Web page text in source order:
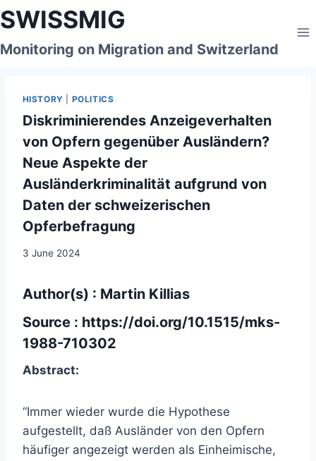
Skip
to
content
SWISSMIG
Monitoring on Migration and Switzerland
HISTORY POLITICS
Diskriminierendes Anzeigeverhalten
von Opfern gegenüber Ausländern?
Neue Aspekte der
Ausländerkriminalität aufgrund von
Daten der schweizerischen
Opferbefragung
3 June 2024
Author(s) : Martin Killias
Source : https://doi.org/10.1515/mks-
1988-710302
Abstract:
“Immer wieder wurde die Hypothese
aufgestellt, daß Ausländer von den Opfern
häufiger angezeigt werden als Einheimische,